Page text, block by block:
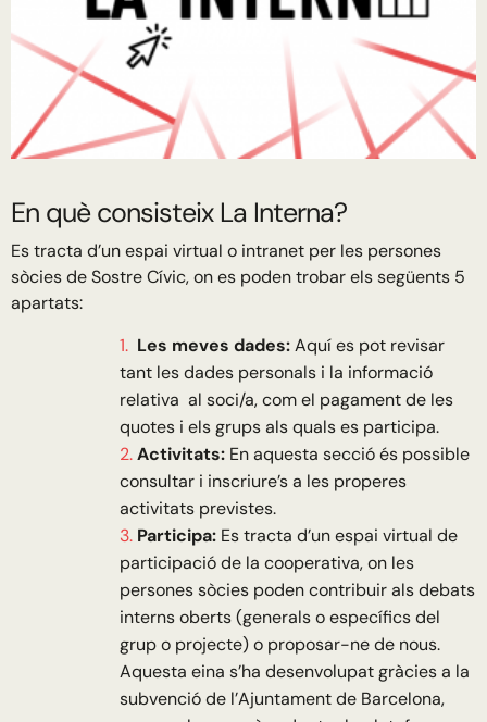
En què consisteix La Interna?
Es tracta d’un espai virtual o intranet per les persones
sòcies de Sostre Cívic, on es poden trobar els següents 5
apartats:
Les meves dades:Aquí es pot revisar
tant les dades personals i la informació
relativa al soci/a, com el pagament de les
quotes i els grups als quals es participa.
Activitats: En aquesta secció és possible
consultar i inscriure’s a les properes
activitats previstes.
Participa: Es tracta d’un espai virtual de
participació de la cooperativa, on les
persones sòcies poden contribuir als debats
interns oberts (generals o específics del
grup o projecte) o proposar-ne de nous.
Aquesta eina s’ha desenvolupat gràcies a la
subvenció de l’Ajuntament de Barcelona,